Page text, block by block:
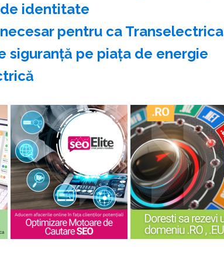
identitate
pentru ca Transelectrica
siguranţă pe piaţa de energie